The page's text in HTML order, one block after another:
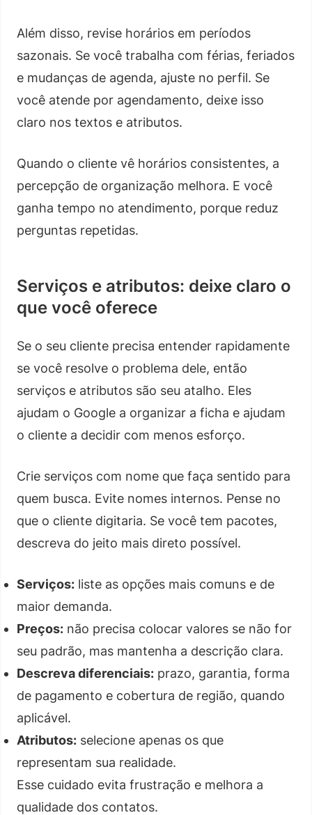
Além disso, revise horários em períodos
sazonais. Se você trabalha com férias, feriados
e mudanças de agenda, ajuste no perfil. Se
você atende por agendamento, deixe isso
claro nos textos e atributos.
Quando o cliente vê horários consistentes, a
percepção de organização melhora. E você
ganha tempo no atendimento, porque reduz
perguntas repetidas.
Serviços e atributos: deixe claro o
que você oferece
Se o seu cliente precisa entender rapidamente
se você resolve o problema dele, então
serviços e atributos são seu atalho. Eles
ajudam o Google a organizar a ficha e ajudam
o cliente a decidir com menos esforço.
Crie serviços com nome que faça sentido para
quem busca. Evite nomes internos. Pense no
que o cliente digitaria. Se você tem pacotes,
descreva do jeito mais direto possível.
Serviços: liste as opções mais comuns e de
maior demanda.
Preços: não precisa colocar valores se não for
seu padrão, mas mantenha a descrição clara.
Descreva diferenciais: prazo, garantia, forma
de pagamento e cobertura de região, quando
aplicável.
Atributos: selecione apenas os que
representam sua realidade.
Esse cuidado evita frustração e melhora a
qualidade dos contatos.